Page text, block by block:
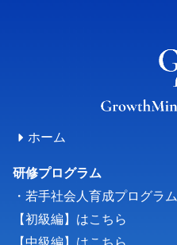
ホーム
研修プログラム
・若手社会人育成プログラム
【初級編】はこちら
【中級編】はこちら